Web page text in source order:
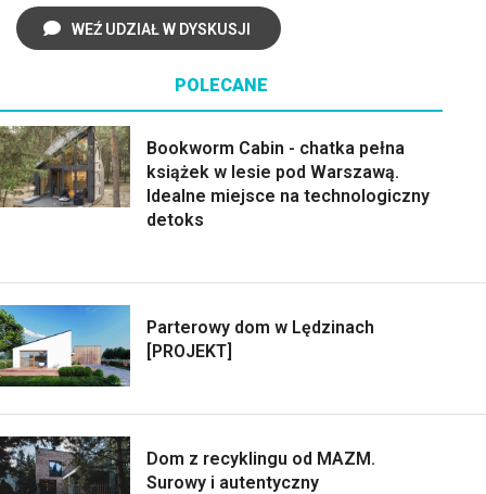
WEŹ UDZIAŁ W DYSKUSJI
POLECANE
Bookworm Cabin - chatka pełna
książek w lesie pod Warszawą.
Idealne miejsce na technologiczny
detoks
Parterowy dom w Lędzinach
[PROJEKT]
Dom z recyklingu od MAZM.
Surowy i autentyczny